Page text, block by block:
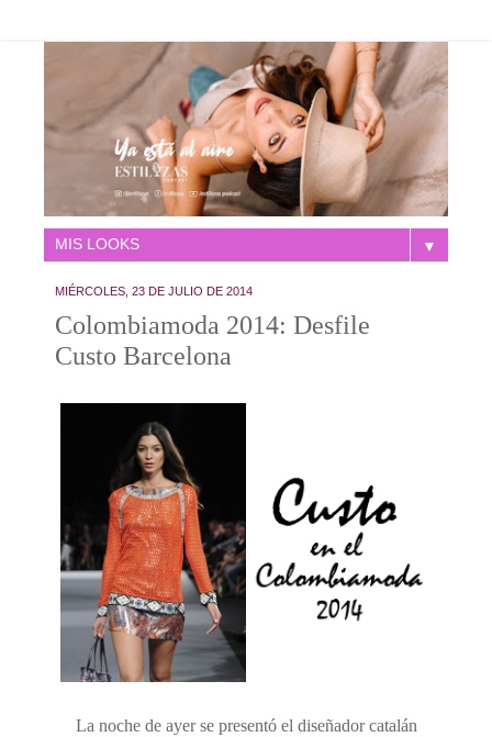
▼
MIÉRCOLES, 23 DE JULIO DE 2014
Colombiamoda 2014: Desfile
Custo Barcelona
La noche de ayer se presentó el diseñador catalán